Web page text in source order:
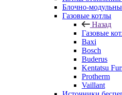
Блочно-
Газовые котлы
Назад
Газовые
Baxi
Bosch
Buderus
Kentatsu
Protherm
Vaillant